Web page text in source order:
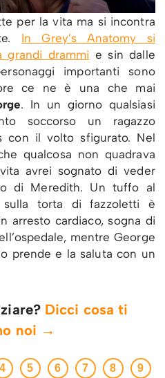
per la vita ma si incontra
In Grey’s Anatomy si
grandi drammi e sin dalle
importanti sono
ce ne è una che mai
. In un giorno qualsiasi
soccorso un ragazzo
con il volto sfigurato. Nel
qualcosa non quadrava
avrei sognato di veder
di Meredith. Un tuffo al
torta di fazzoletti è
arresto cardiaco, sogna di
mentre George
prende e la saluta con un
Dicci cosa ti
noi →
4 5 6 7 8 9